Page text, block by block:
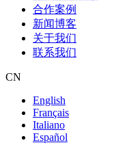
合作案例
新闻博客
关于我们
联系我们
CN
English
Français
Italiano
Español